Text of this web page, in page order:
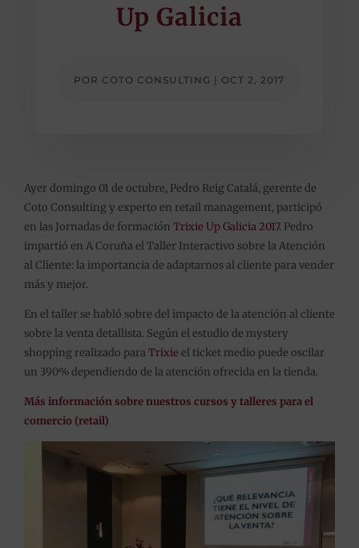
Up Galicia
POR COTO CONSULTING | OCT 2, 2017
Ayer domingo 01 de octubre, Pedro Reig Catalá, gerente de
Coto Consulting y experto en retail management, participó
en las Jornadas de formación Trixie Up Galicia 2017. Pedro
impartió en A Coruña el Taller Interactivo sobre la Atención
al Cliente: la importancia de adaptarnos al cliente para vender
más y mejor.
En el taller se habló sobre del impacto de la atención al cliente
sobre la venta detallista. Según el estudio de mystery
shopping realizado para Trixieel ticket medio puede oscilar
un 390% dependiendo de la atención ofrecida en la tienda.
Más información sobre nuestros cursos y talleres para el
comercio (retail)